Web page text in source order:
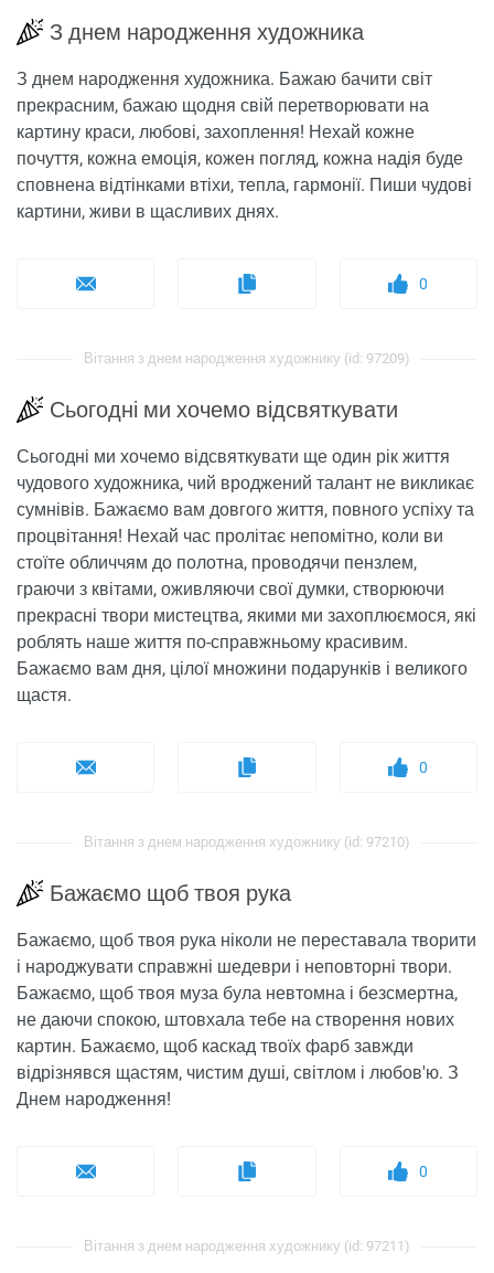
З днем ​​народження художника
З днем ​​народження художника. Бажаю бачити світ
прекрасним, бажаю щодня свій перетворювати на
картину краси, любові, захоплення! Нехай кожне
почуття, кожна емоція, кожен погляд, кожна надія буде
сповнена відтінками втіхи, тепла, гармонії. Пиши чудові
картини, живи в щасливих днях.
0
Вітання з днем ​​народження художнику (id: 97209)
Сьогодні ми хочемо відсвяткувати
Сьогодні ми хочемо відсвяткувати ще один рік життя
чудового художника, чий вроджений талант не викликає
сумнівів. Бажаємо вам довгого життя, повного успіху та
процвітання! Нехай час пролітає непомітно, коли ви
стоїте обличчям до полотна, проводячи пензлем,
граючи з квітами, оживляючи свої думки, створюючи
прекрасні твори мистецтва, якими ми захоплюємося, які
роблять наше життя по-справжньому красивим.
Бажаємо вам дня, цілої множини подарунків і великого
щастя.
0
Вітання з днем ​​народження художнику (id: 97210)
Бажаємо щоб твоя рука
Бажаємо, щоб твоя рука ніколи не переставала творити
і народжувати справжні шедеври і неповторні твори.
Бажаємо, щоб твоя муза була невтомна і безсмертна,
не даючи спокою, штовхала тебе на створення нових
картин. Бажаємо, щоб каскад твоїх фарб завжди
відрізнявся щастям, чистим душі, світлом і любов'ю. З
Днем народження!
0
Вітання з днем ​​народження художнику (id: 97211)